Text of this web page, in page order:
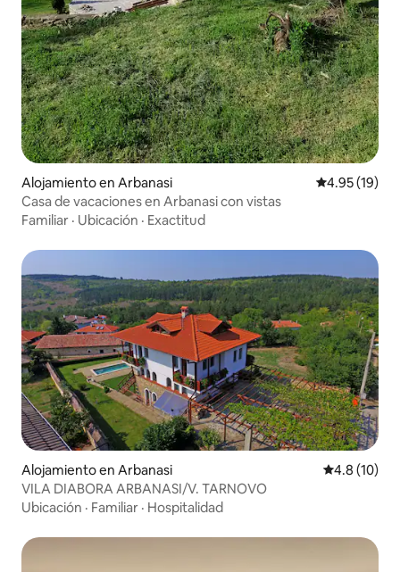
Alojamiento en Arbanasi Calificación
4.95 (19)
Casa de vacaciones en Arbanasi con vistas
Familiar · Ubicación · Exactitud
Alojamiento en Arbanasi Calificación
4.8 (10)
VILA DIABORA ARBANASI/V. TARNOVO
Ubicación · Familiar · Hospitalidad